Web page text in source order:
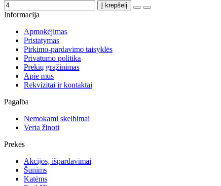
Į krepšelį
Informacija
Apmokėjimas
Pristatymas
Pirkimo-pardavimo taisyklės
Privatumo politika
Prekių grąžinimas
Apie mus
Rekvizitai ir kontaktai
Pagalba
Nemokami skelbimai
Verta žinoti
Prekės
Akcijos, išpardavimai
Šunims
Katėms